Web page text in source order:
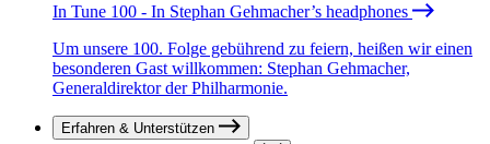
In Tune 100 - In Stephan Gehmacher’s headphones
Um unsere 100. Folge gebührend zu feiern, heißen wir einen
besonderen Gast willkommen: Stephan Gehmacher,
Generaldirektor der Philharmonie.
Erfahren & Unterstützen